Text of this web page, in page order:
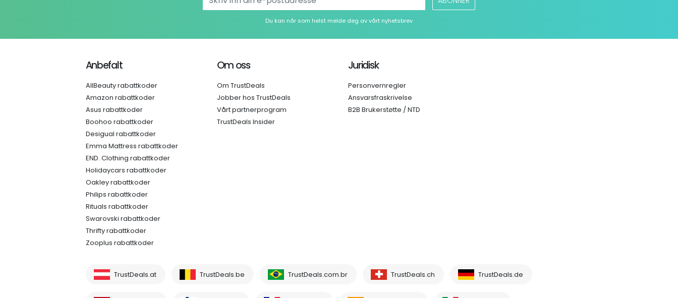
Du kan når som helst melde deg av vårt nyhetsbrev
Anbefalt
AllBeauty rabattkoder
Amazon rabattkoder
Asus rabattkoder
Boohoo rabattkoder
Desigual rabattkoder
Emma Mattress rabattkoder
END. Clothing rabattkoder
Holidaycars rabattkoder
Oakley rabattkoder
Philips rabattkoder
Rituals rabattkoder
Swarovski rabattkoder
Thrifty rabattkoder
Zooplus rabattkoder
Om oss
Om TrustDeals
Jobber hos TrustDeals
Vårt partnerprogram
TrustDeals Insider
Juridisk
Personvernregler
Ansvarsfraskrivelse
B2B Brukerstøtte / NTD
TrustDeals.at TrustDeals.be TrustDeals.com.br TrustDeals.ch TrustDeals.de